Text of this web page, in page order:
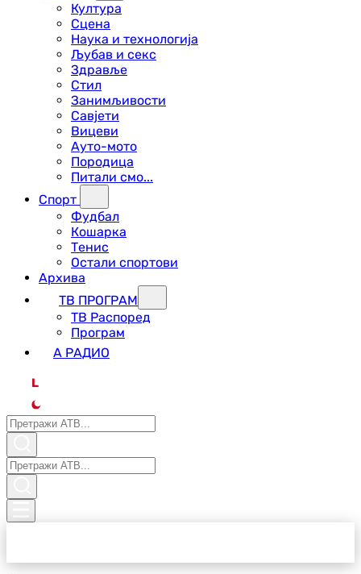
Култура
Сцена
Наука и технологија
Љубав и секс
Здравље
Стил
Занимљивости
Савјети
Вицеви
Ауто-мото
Породица
Питали смо...
Спорт
Фудбал
Кошарка
Тенис
Остали спортови
Архива
ТВ ПРОГРАМ
ТВ Распоред
Програм
А РАДИО
L